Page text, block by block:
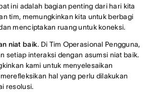
ini adalah bagian penting dari hari kita
tim, memungkinkan kita untuk berbagi
menciptakan ruang untuk koneksi.
niat baik. Di Tim Operasional Pengguna,
setiap interaksi dengan asumsi niat baik.
kami untuk menyelesaikan
hal yang perlu dilakukan
resolusi.